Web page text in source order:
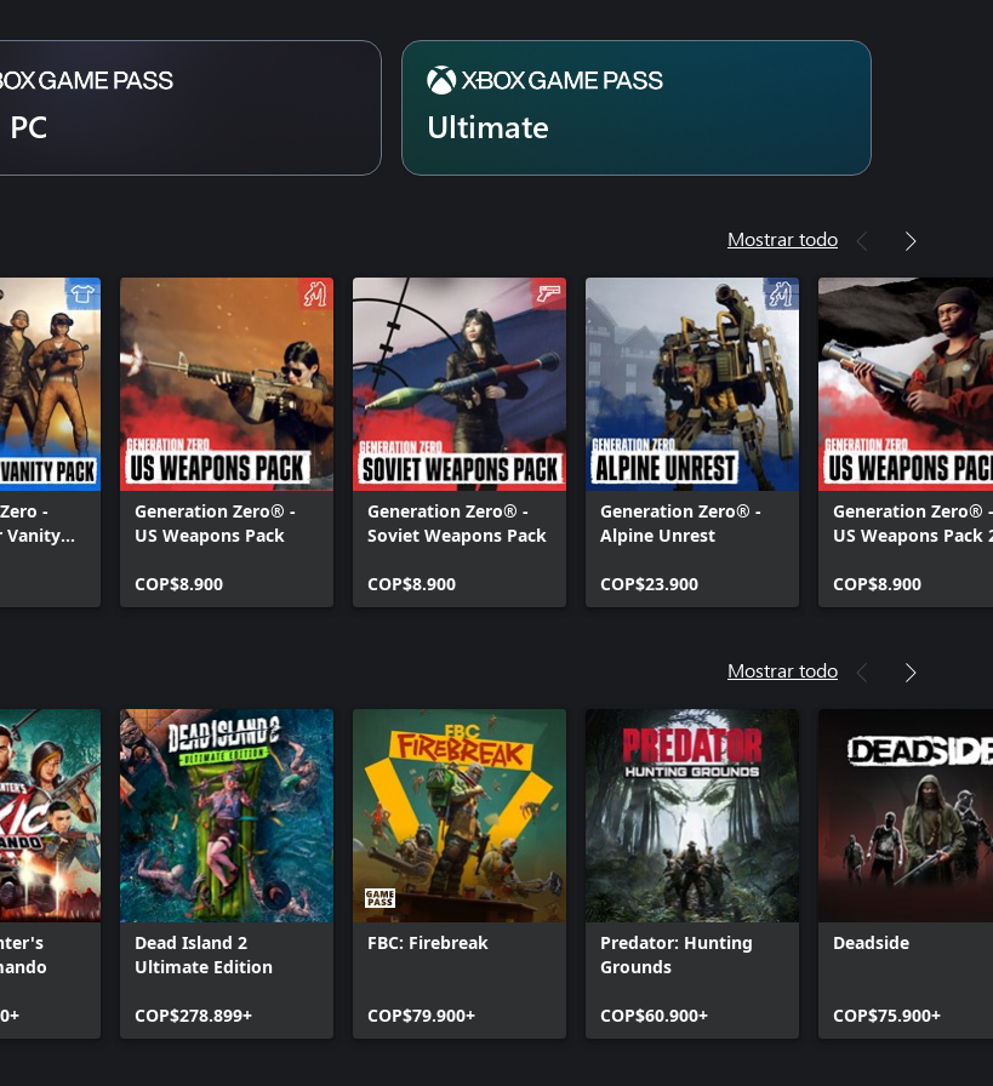
Ultimate
Mostrar todo
-
Vanity
Generation Zero® -
US Weapons Pack
COP$8.900
Generation Zero® -
Soviet Weapons Pack
COP$8.900
Generation Zero® -
Alpine Unrest
COP$23.900
Generation Zero® -
US Weapons Pack
COP$8.900
Mostrar todo
Dead Island 2
Ultimate Edition
COP$278.899+
FBC: Firebreak
COP$79.900+
Predator: Hunting
Grounds
COP$60.900+
Deadside
COP$75.900+